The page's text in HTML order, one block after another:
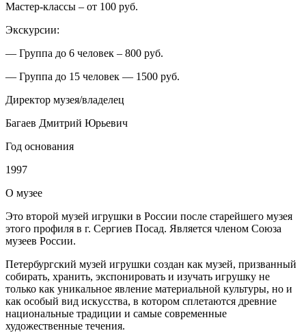
Мастер-классы – от 100 руб.
Экскурсии:
— Группа до 6 человек – 800 руб.
— Группа до 15 человек — 1500 руб.
Директор музея/владелец
Багаев Дмитрий Юрьевич
Год основания
1997
О музее
Это второй музей игрушки в России после старейшего музея
этого профиля в г. Сергиев Посад. Является членом Союза
музеев России.
Петербургский музей игрушки создан как музей, призванный
собирать, хранить, экспонировать и изучать игрушку не
только как уникальное явление материальной культуры, но и
как особый вид искусства, в котором сплетаются древние
национальные традиции и самые современные
художественные течения.